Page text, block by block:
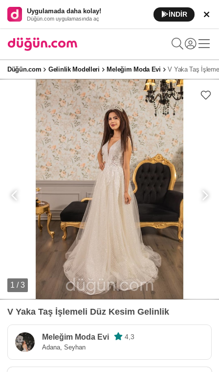
Uygulamada daha kolay!
Düğün.com uygulamasında aç
İNDİR
Düğün.com Gelinlik Modelleri Meleğim Moda Evi V Yaka Taş
1 / 3
V Yaka Taş İşlemeli Düz Kesim Gelinlik
Meleğim Moda Evi 4,3
Adana, Seyhan